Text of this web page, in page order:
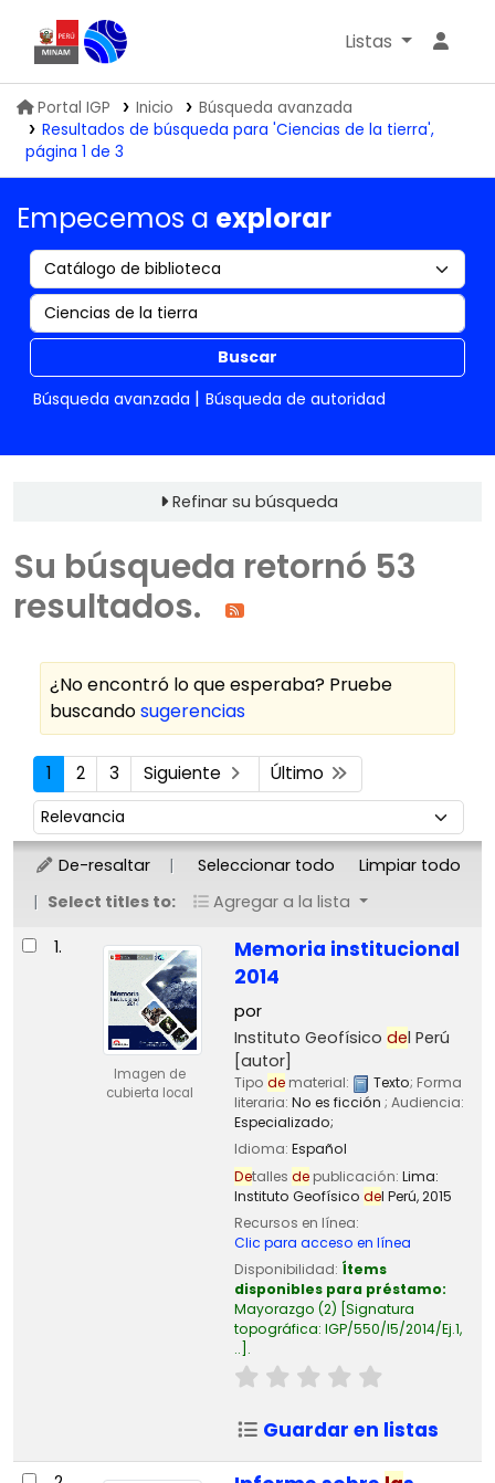
Biblioteca IGP
Listas
Portal IGP Inicio
Búsqueda avanzada
Resultados de búsqueda para 'Ciencias de la tierra',
página 1 de 3
Empecemos a explorar
Buscar
Búsqueda avanzada
Búsqueda de autoridad
Refinar su búsqueda
Su búsqueda retornó 53
resultados.
¿No encontró lo que esperaba? Pruebe
buscandosugerencias
Ordenar
1 2 3 Siguiente Último
Ordenar por:
De-resaltar Seleccionar todo
Limpiar todo
Select titles to:
Agregar a la lista
Resultados
1.
Imagen de
cubierta local
Memoria institucional
2014
por
Instituto Geofísico del Perú
[autor]
Tipo dematerial: Texto; Forma
literaria: No es ficción ; Audiencia:
Especializado;
Idioma: Español
Detalles depublicación: Lima:
Instituto Geofísico del Perú,2015
Recursos en línea:
Clic para acceso en línea
Disponibilidad: Ítems
disponibles para préstamo:
Mayorazgo (2) Signatura
topográfica: IGP/550/I5/2014/Ej.1,
.. .
Guardar en listas